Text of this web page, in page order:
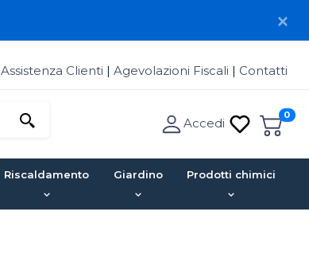
Assistenza Clienti | Agevolazioni Fiscali | Contatti
0
Accedi
Riscaldamento Giardino Prodotti chimici